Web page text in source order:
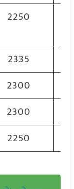
2250
2335
2300
2300
2250